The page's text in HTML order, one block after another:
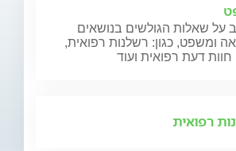
על שאלות הגולשים בנושאים
ומשפט, כגון: רשלנות רפואית,
חוות דעת רפואית ועוד
רפואית